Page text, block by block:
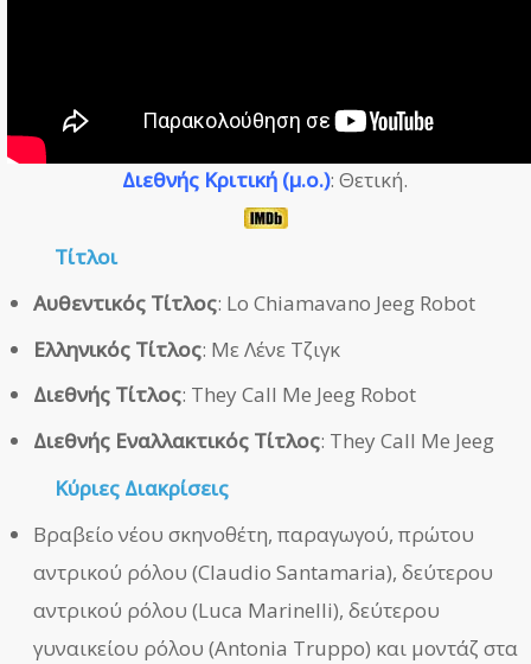
Διεθνής Κριτική (μ.ο.): Θετική.
Τίτλοι
Αυθεντικός Τίτλος: Lo Chiamavano Jeeg Robot
Ελληνικός Τίτλος: Με Λένε Τζιγκ
Διεθνής Τίτλος: They Call Me Jeeg Robot
Διεθνής Εναλλακτικός Τίτλος: They Call Me Jeeg
Κύριες Διακρίσεις
Βραβείο νέου σκηνοθέτη, παραγωγού, πρώτου
αντρικού ρόλου (Claudio Santamaria), δεύτερου
αντρικού ρόλου (Luca Marinelli), δεύτερου
γυναικείου ρόλου (Antonia Truppo) και μοντάζ στα